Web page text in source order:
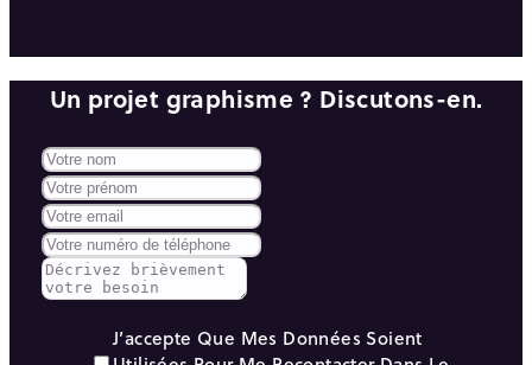
Un projet graphisme ? Discutons-en.
J’accepte Que Mes Données Soient